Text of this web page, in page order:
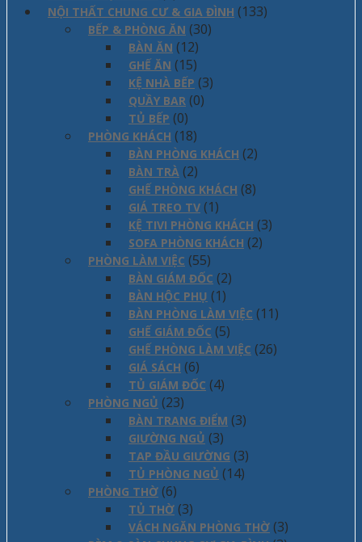
NỘI THẤT CHUNG CƯ & GIA ĐÌNH (133)
BẾP & PHÒNG ĂN (30)
BÀN ĂN (12)
GHẾ ĂN (15)
KỆ NHÀ BẾP (3)
QUẦY BAR (0)
TỦ BẾP (0)
PHÒNG KHÁCH (18)
BÀN PHÒNG KHÁCH (2)
BÀN TRÀ (2)
GHẾ PHÒNG KHÁCH (8)
GIÁ TREO TV (1)
KỆ TIVI PHÒNG KHÁCH (3)
SOFA PHÒNG KHÁCH (2)
PHÒNG LÀM VIỆC (55)
BÀN GIÁM ĐỐC (2)
BÀN HỘC PHỤ (1)
BÀN PHÒNG LÀM VIỆC (11)
GHẾ GIÁM ĐỐC (5)
GHẾ PHÒNG LÀM VIỆC (26)
GIÁ SÁCH (6)
TỦ GIÁM ĐỐC (4)
PHÒNG NGỦ (23)
BÀN TRANG ĐIỂM (3)
GIƯỜNG NGỦ (3)
TAP ĐẦU GIƯỜNG (3)
TỦ PHÒNG NGỦ (14)
PHÒNG THỜ (6)
TỦ THỜ (3)
VÁCH NGĂN PHÒNG THỜ (3)